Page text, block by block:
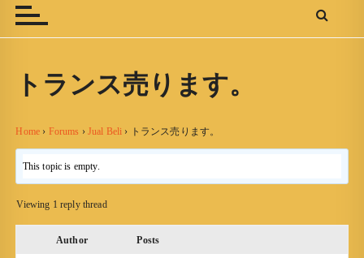
トランス売ります。
Home › Forums › Jual Beli › トランス売ります。
This topic is empty.
Viewing 1 reply thread
Author Posts